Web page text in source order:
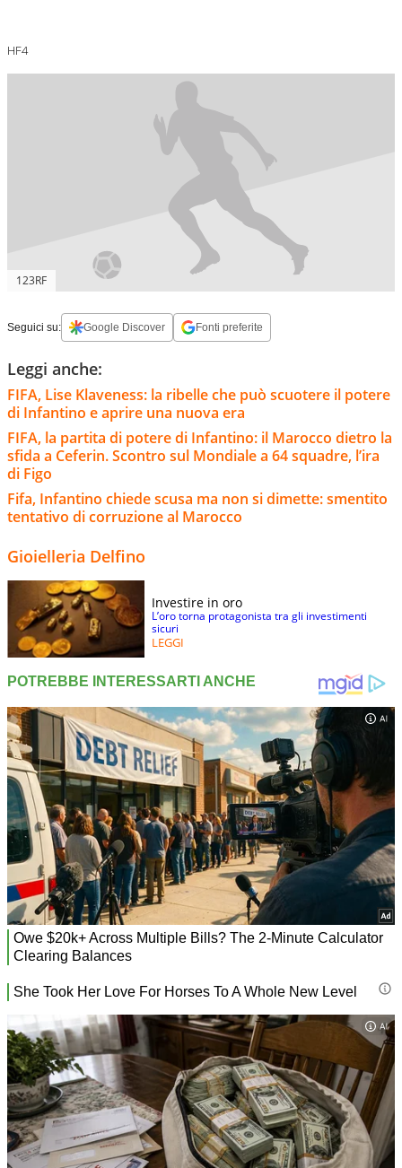
HF4
123RF
Seguici su: Google Discover Fonti preferite
Leggi anche:
FIFA, Lise Klaveness: la ribelle che può scuotere il potere
di Infantino e aprire una nuova era
FIFA, la partita di potere di Infantino: il Marocco dietro la
sfida a Ceferin. Scontro sul Mondiale a 64 squadre, l’ira
di Figo
Fifa, Infantino chiede scusa ma non si dimette: smentito
tentativo di corruzione al Marocco
Gioielleria Delfino
Investire in oro
L’oro torna protagonista tra gli investimenti
sicuri
LEGGI